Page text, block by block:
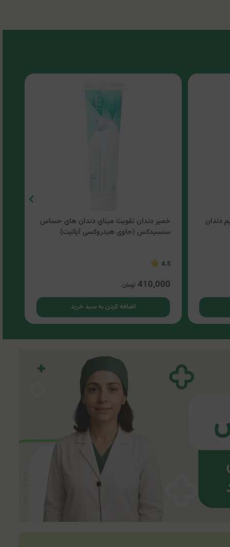
دندان
خمیر دندان تقویت مینای دندان های حساس
سنسیدکس (حاوی هیدروکسی آپاتیت)
4.5
410,000 تومان
اضافه کردن به سبد خرید